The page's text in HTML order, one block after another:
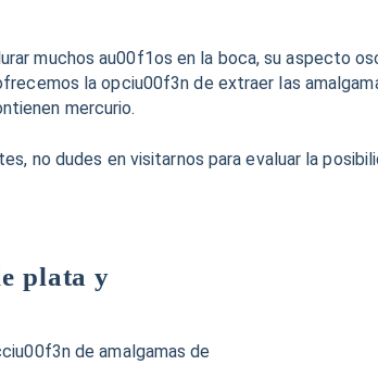
muchos au00f1os en la boca, su aspecto
la opciu00f3n de extraer las
mercurio.
no dudes en visitarnos para evaluar la
plata y
de amalgamas de